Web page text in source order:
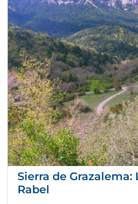
Sierra de Grazalema:
Rabel